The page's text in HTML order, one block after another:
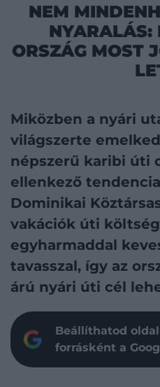
NEM
NYARALÁS:
ORSZÁG MOST
Miközben a nyári
világszerte
népszerű karibi úti
ellenkező
Dominikai
vakációk úti
egyharmaddal
tavasszal, így az
árú nyári úti cél
Beállíthatod
forrásként a